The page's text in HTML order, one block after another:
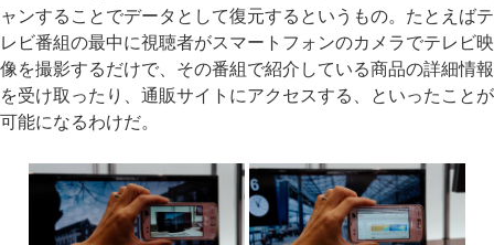
ャンすることでデータとして復元するというもの。たとえばテ
レビ番組の最中に視聴者がスマートフォンのカメラでテレビ映
像を撮影するだけで、その番組で紹介している商品の詳細情報
を受け取ったり、通販サイトにアクセスする、といったことが
可能になるわけだ。